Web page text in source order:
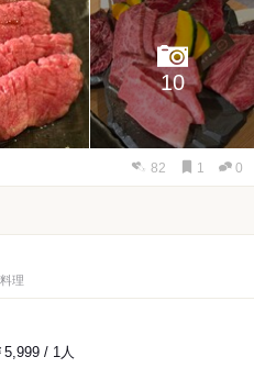
10
82 1 0
理
5,999 / 1人